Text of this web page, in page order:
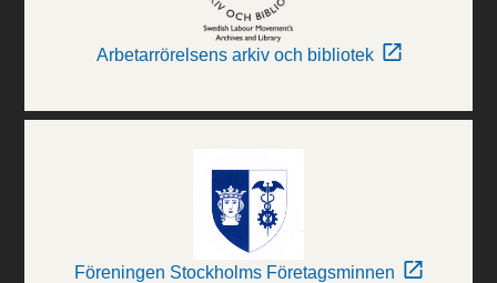
Arbetarrörelsens arkiv och bibliotek
Föreningen Stockholms Företagsminnen